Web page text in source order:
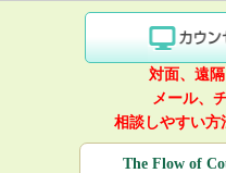
対面、遠隔
メール、
相談しやすい方
The Flow of